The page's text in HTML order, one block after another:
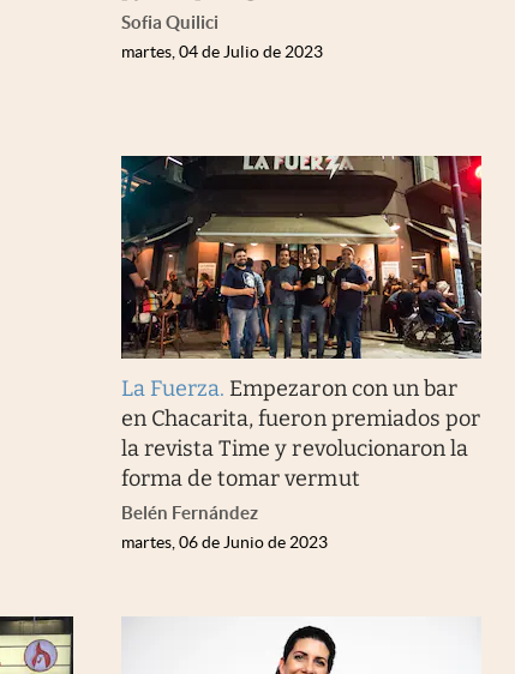
Sofia Quilici
martes, 04 de Julio de 2023
La Fuerza. Empezaron con un bar
en Chacarita, fueron premiados por
la revista Time y revolucionaron la
forma de tomar vermut
Belén Fernández
martes, 06 de Junio de 2023